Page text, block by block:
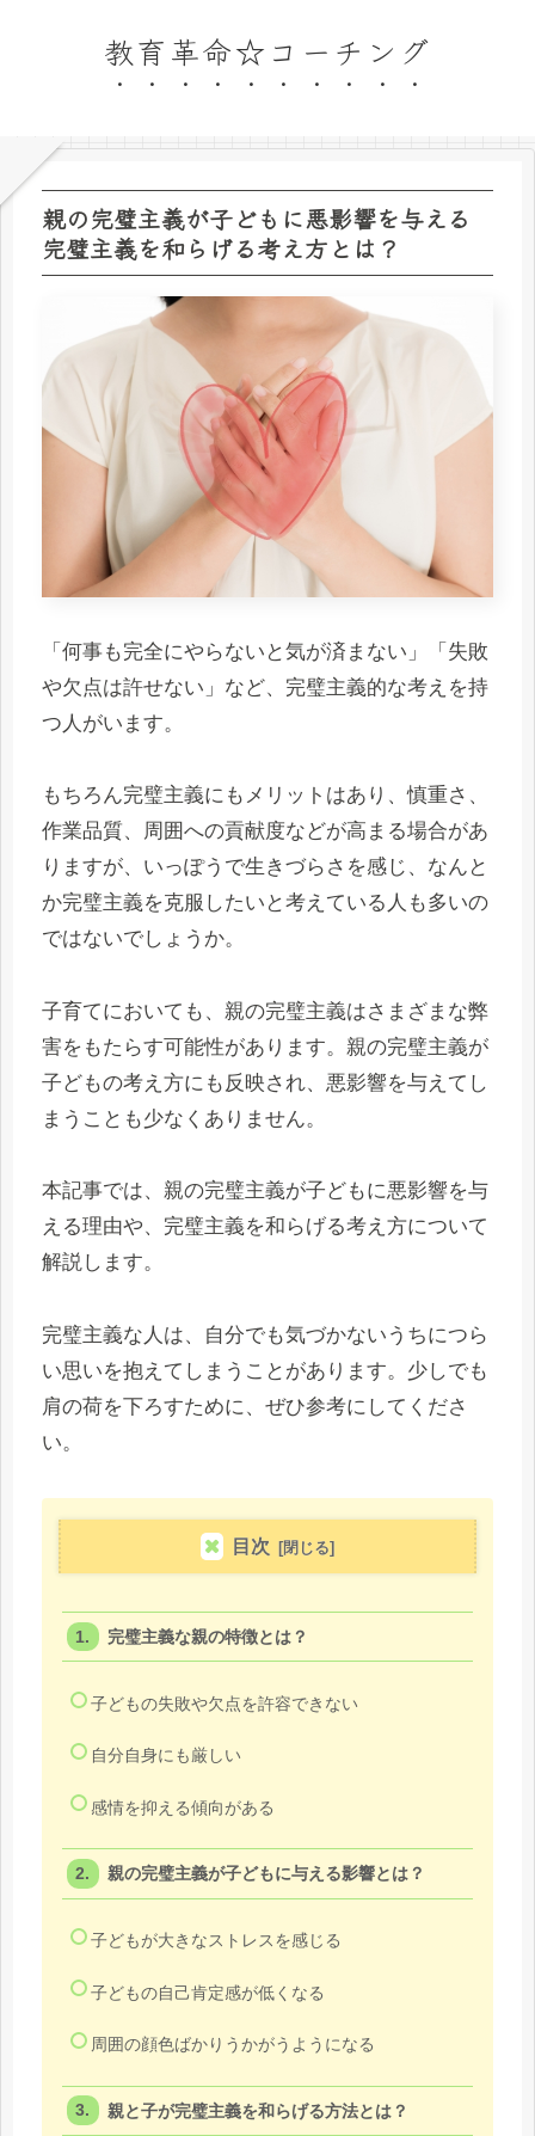
教育革命☆コーチング
親の完璧主義が子どもに悪影響を与える
完璧主義を和らげる考え方とは？
「何事も完全にやらないと気が済まない」「失敗
や欠点は許せない」など、完璧主義的な考えを持
つ人がいます。
もちろん完璧主義にもメリットはあり、慎重さ、
作業品質、周囲への貢献度などが高まる場合があ
りますが、いっぽうで生きづらさを感じ、なんと
か完璧主義を克服したいと考えている人も多いの
ではないでしょうか。
子育てにおいても、親の完璧主義はさまざまな弊
害をもたらす可能性があります。親の完璧主義が
子どもの考え方にも反映され、悪影響を与えてし
まうことも少なくありません。
本記事では、親の完璧主義が子どもに悪影響を与
える理由や、完璧主義を和らげる考え方について
解説します。
完璧主義な人は、自分でも気づかないうちにつら
い思いを抱えてしまうことがあります。少しでも
肩の荷を下ろすために、ぜひ参考にしてくださ
い。
目次
完璧主義な親の特徴とは？
子どもの失敗や欠点を許容できない
自分自身にも厳しい
感情を抑える傾向がある
親の完璧主義が子どもに与える影響とは？
子どもが大きなストレスを感じる
子どもの自己肯定感が低くなる
周囲の顔色ばかりうかがうようになる
親と子が完璧主義を和らげる方法とは？